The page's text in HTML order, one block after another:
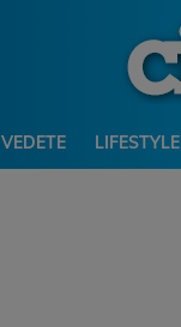
VEDETE LIFESTYLE